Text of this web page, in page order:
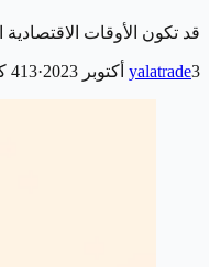
قد تكون الأوقات
yalatrade3 أكتوبر 2023 ·
413